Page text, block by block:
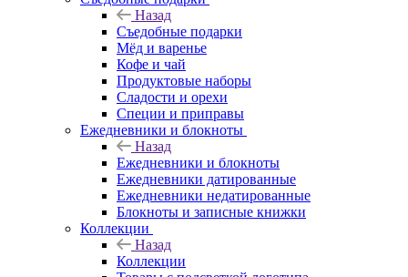
Назад
Съедобные подарки
Мёд и варенье
Кофе и чай
Продуктовые наборы
Сладости и орехи
Специи и приправы
Ежедневники и блокноты
Назад
Ежедневники и блокноты
Ежедневники датированные
Ежедневники недатированные
Блокноты и записные книжки
Коллекции
Назад
Коллекции